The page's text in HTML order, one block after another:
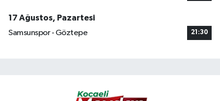
17 Ağustos, Pazartesi
Samsunspor - Göztepe
21:30